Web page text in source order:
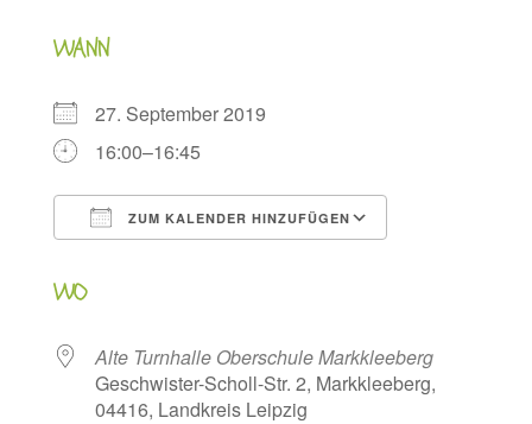
WANN
27. September 2019
16:00–16:45
ZUM KALENDER HINZUFÜGEN
WO
Alte Turnhalle Oberschule Markkleeberg
Geschwister-Scholl-Str. 2, Markkleeberg,
04416, Landkreis Leipzig